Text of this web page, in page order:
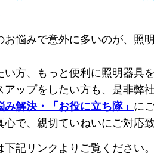
お悩みで意外に多いのが、照
い方、もっと便利に照明器具
アップをしたい方も、是非弊
み解決・「お役に立ち隊」 に
心で、親切ていねいにご対応
下記リンクよりご覧ください